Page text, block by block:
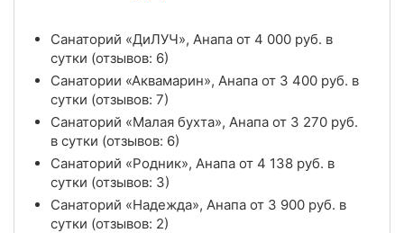
Санаторий «ДиЛУЧ», Анапа от 4 000 руб. в
сутки (отзывов: 6)
Санатории «Аквамарин», Анапа от 3 400 руб. в
сутки (отзывов: 7)
Санаторий «Малая бухта», Анапа от 3 270 руб.
в сутки (отзывов: 6)
Санаторий «Родник», Анапа от 4 138 руб. в
сутки (отзывов: 3)
Санаторий «Надежда», Анапа от 3 900 руб. в
сутки (отзывов: 2)